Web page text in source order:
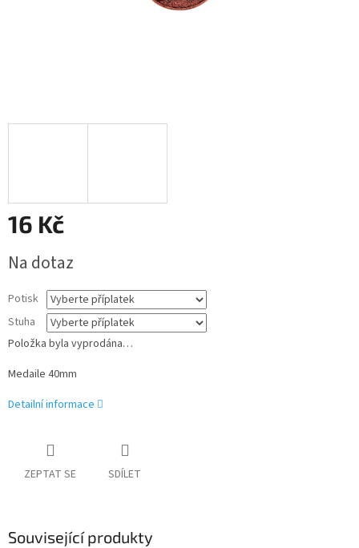
16 Kč
cena:
Na dotaz
Potisk
Stuha
Položka byla vyprodána…
Medaile 40mm
Detailní informace
ZEPTAT SE SDÍLET
Související produkty